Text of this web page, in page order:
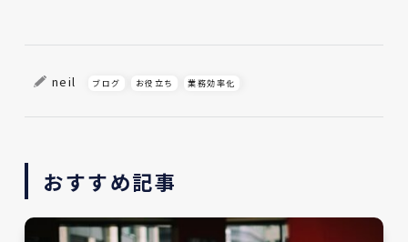
neil ブログ お役立ち 業務効率化
おすすめ記事